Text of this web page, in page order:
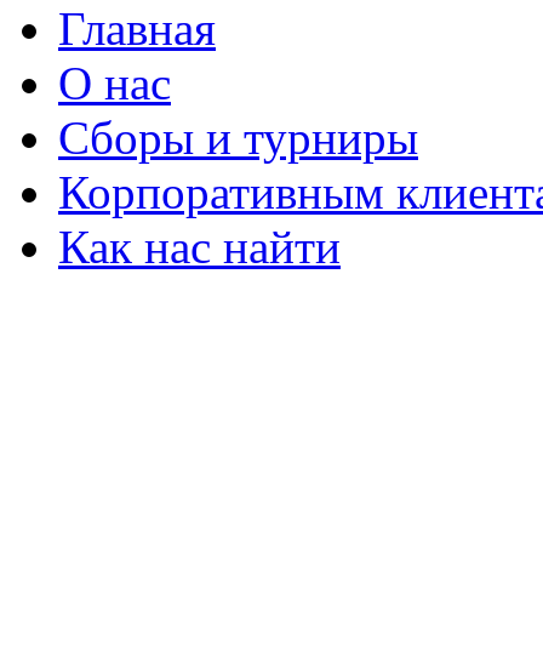
Главная
О нас
Сборы и турниры
Корпоративным
Как нас найти